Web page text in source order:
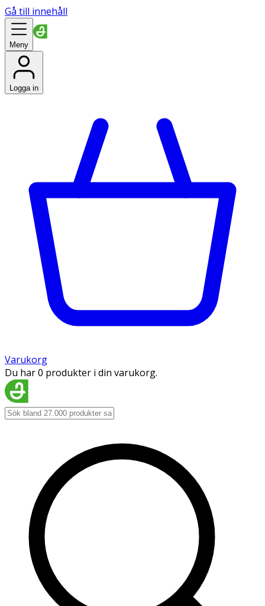
Gå till innehåll
Meny
Logga in
Varukorg
Du har 0 produkter i din varukorg.